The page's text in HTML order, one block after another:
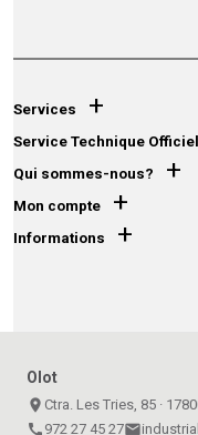
Services +
Service Technique Officiel
Qui sommes-nous? +
Mon compte +
Informations +
Olot
place Ctra. Les Tries, 85 ·
call 972 27 45 27email